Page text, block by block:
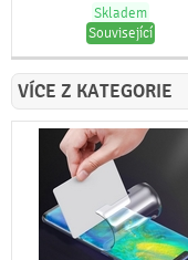
Skladem
Související
VÍCE Z KATEGORIE